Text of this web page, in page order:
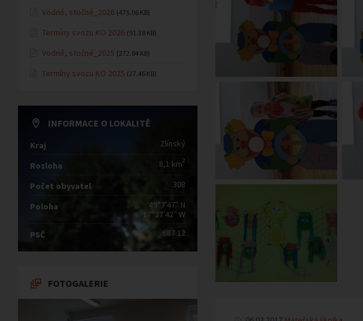
Vodné, stočné_2026 (475.06 KB)
Termíny svozu KO 2026 (91.38 KB)
Vodné, stočné_2025 (272.84 KB)
Termíny svozu KO 2025 (27.46 KB)
INFORMACE O LOKALITĚ
Kraj Zlínský
Rozloha 8,1 km2
Počet obyvatel 308
Poloha
49°7′47″ N
17°37′42″ W
PSČ
687 12
FOTOGALERIE